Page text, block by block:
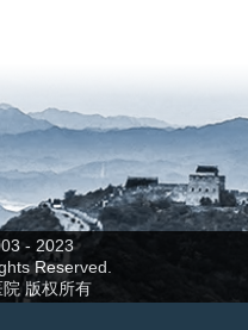
- 2023
Reserved.
版权所有